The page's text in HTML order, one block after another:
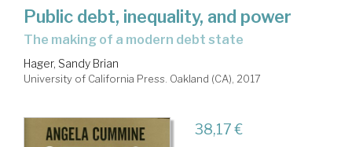
Public debt, inequality, and power
the making of a modern debt state
Hager, Sandy Brian
University of California Press. Oakland (CA), 2017
38,17 €